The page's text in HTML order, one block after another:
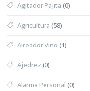
Agitador Pajita (0)
Agricultura (58)
Aireador Vino (1)
Ajedrez (0)
Alarma Personal (0)